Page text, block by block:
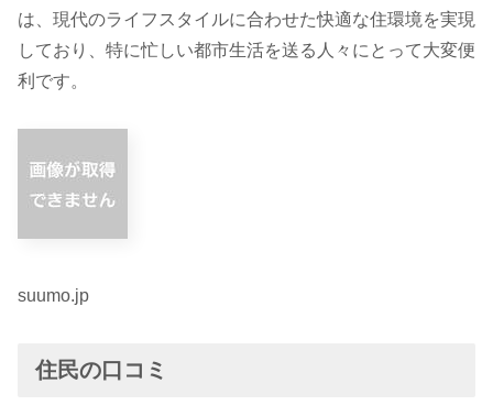
は、現代のライフスタイルに合わせた快適な住環境を実現
しており、特に忙しい都市生活を送る人々にとって大変便
利です。
suumo.jp
住民の口コミ